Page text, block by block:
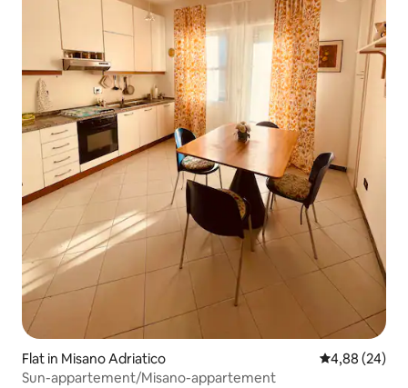
Flat in Misano Adriatico Gemiddelde
4,88 (24)
Sun-appartement/Misano-appartement